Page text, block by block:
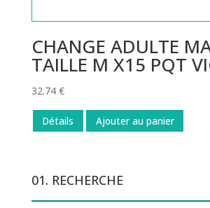
CHANGE ADULTE
TAILLE M X15 PQT
32.74 €
Détails Ajouter au panier
01. RECHERCHE